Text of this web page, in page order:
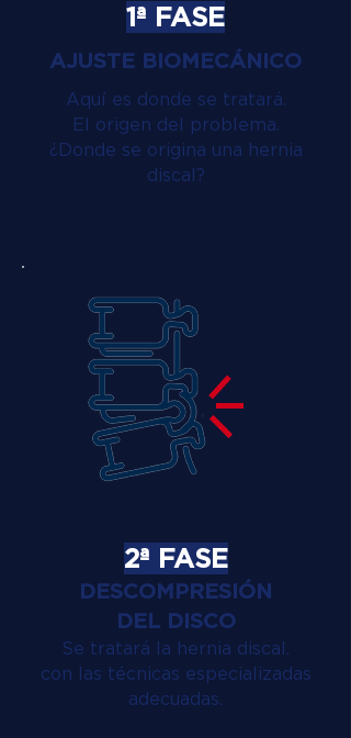
1ª FASE
AJUSTE BIOMECÁNICO
Aquí es donde se tratará.
El origen del problema.
¿Donde se origina una hernia
discal?
2ª FASE
DESCOMPRESIÓN
DEL DISCO
Se tratará la hernia discal.
con las técnicas especializadas
adecuadas.